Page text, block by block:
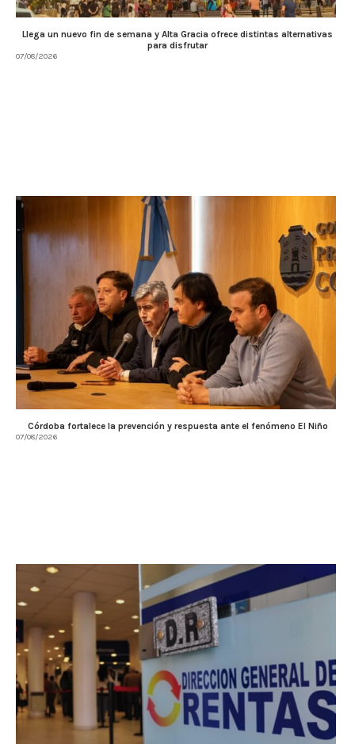
Llega un nuevo fin de semana y Alta Gracia ofrece distintas alternativas
para disfrutar
07/08/2026
Córdoba fortalece la prevención y respuesta ante el fenómeno El Niño
07/08/2026